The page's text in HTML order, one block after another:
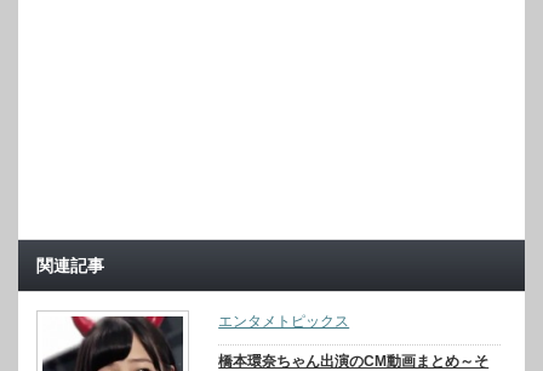
関連記事
エンタメトピックス
橋本環奈ちゃん出演のCM動画まとめ～そ